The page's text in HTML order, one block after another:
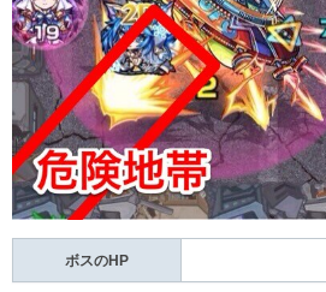
ボスのHP